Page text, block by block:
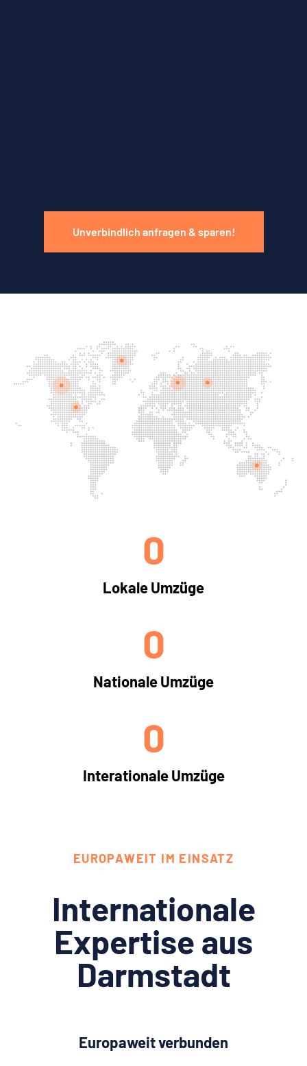
Unverbindlich anfragen & sparen!
Lokale Umzüge
0
Nationale Umzüge
0
Interationale Umzüge
0
EUROPAWEIT IM EINSATZ
Internationale
Expertise aus
Darmstadt
Europaweit verbunden